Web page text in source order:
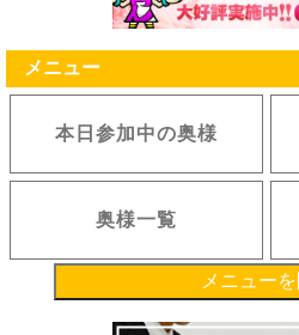
メニュー
本日参加中の奥様
奥様一覧
メニューを